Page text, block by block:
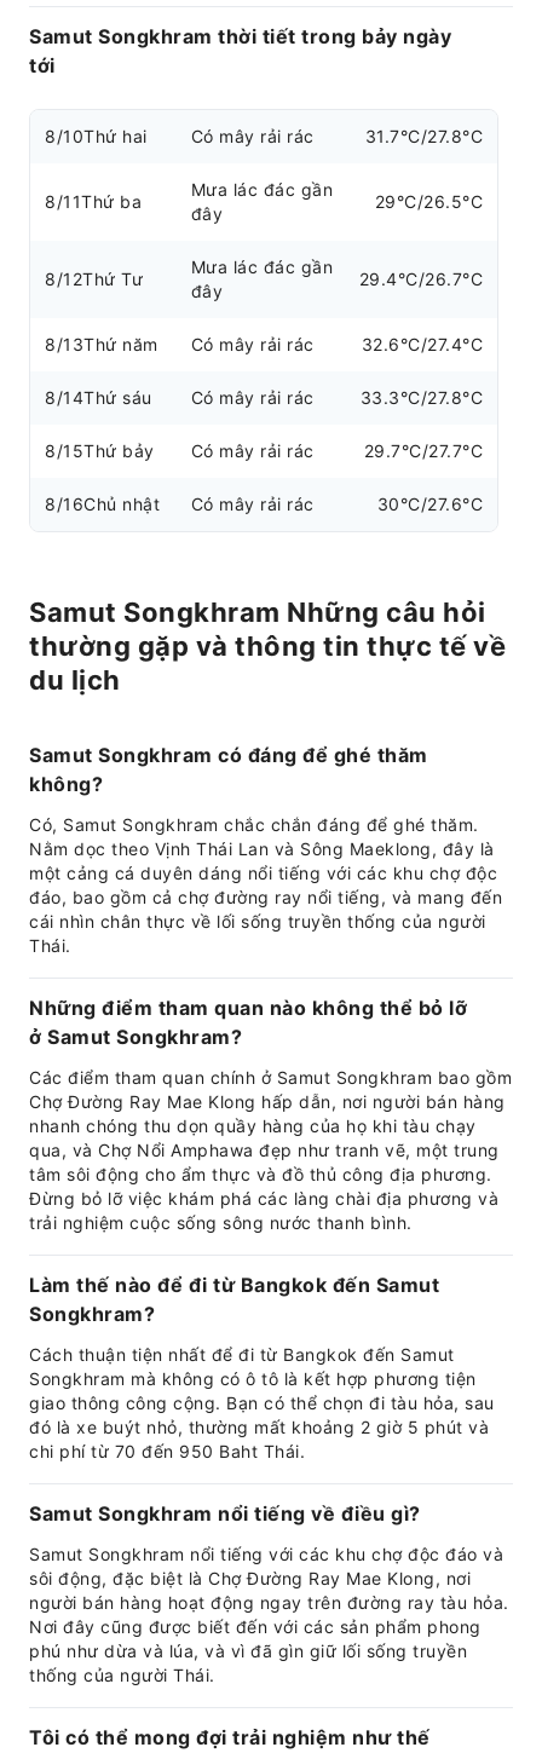
Samut Songkhram thời tiết trong bảy ngày
tới
8/10Thứ hai Có mây rải rác 31.7°C/27.8°C
8/11Thứ ba
Mưa lác đác gần
đây
29°C/26.5°C
8/12Thứ Tư
Mưa lác đác gần
đây
29.4°C/26.7°C
8/13Thứ năm Có mây rải rác 32.6°C/27.4°C
8/14Thứ sáu Có mây rải rác 33.3°C/27.8°C
8/15Thứ bảy Có mây rải rác 29.7°C/27.7°C
8/16Chủ nhật Có mây rải rác 30°C/27.6°C
Samut Songkhram Những câu hỏi
thường gặp và thông tin thực tế về
du lịch
Samut Songkhram có đáng để ghé thăm
không?
Có, Samut Songkhram chắc chắn đáng để ghé thăm.
Nằm dọc theo Vịnh Thái Lan và Sông Maeklong, đây là
một cảng cá duyên dáng nổi tiếng với các khu chợ độc
đáo, bao gồm cả chợ đường ray nổi tiếng, và mang đến
cái nhìn chân thực về lối sống truyền thống của người
Thái.
Những điểm tham quan nào không thể bỏ lỡ
ở Samut Songkhram?
Các điểm tham quan chính ở Samut Songkhram bao gồm
Chợ Đường Ray Mae Klong hấp dẫn, nơi người bán hàng
nhanh chóng thu dọn quầy hàng của họ khi tàu chạy
qua, và Chợ Nổi Amphawa đẹp như tranh vẽ, một trung
tâm sôi động cho ẩm thực và đồ thủ công địa phương.
Đừng bỏ lỡ việc khám phá các làng chài địa phương và
trải nghiệm cuộc sống sông nước thanh bình.
Làm thế nào để đi từ Bangkok đến Samut
Songkhram?
Cách thuận tiện nhất để đi từ Bangkok đến Samut
Songkhram mà không có ô tô là kết hợp phương tiện
giao thông công cộng. Bạn có thể chọn đi tàu hỏa, sau
đó là xe buýt nhỏ, thường mất khoảng 2 giờ 5 phút và
chi phí từ 70 đến 950 Baht Thái.
Samut Songkhram nổi tiếng về điều gì?
Samut Songkhram nổi tiếng với các khu chợ độc đáo và
sôi động, đặc biệt là Chợ Đường Ray Mae Klong, nơi
người bán hàng hoạt động ngay trên đường ray tàu hỏa.
Nơi đây cũng được biết đến với các sản phẩm phong
phú như dừa và lúa, và vì đã gìn giữ lối sống truyền
thống của người Thái.
Tôi có thể mong đợi trải nghiệm như thế